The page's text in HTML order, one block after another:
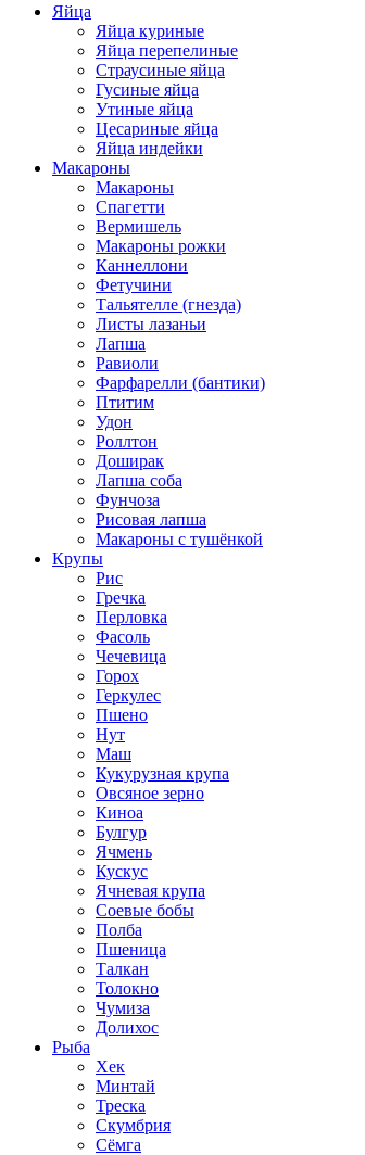
Яйца
Яйца куриные
Яйца перепелиные
Страусиные яйца
Гусиные яйца
Утиные яйца
Цесариные яйца
Яйца индейки
Макароны
Макароны
Спагетти
Вермишель
Макароны рожки
Каннеллони
Фетучини
Тальятелле (гнезда)
Листы лазаньи
Лапша
Равиоли
Фарфарелли (бантики)
Птитим
Удон
Роллтон
Доширак
Лапша соба
Фунчоза
Рисовая лапша
Макароны с тушёнкой
Крупы
Рис
Гречка
Перловка
Фасоль
Чечевица
Горох
Геркулес
Пшено
Нут
Маш
Кукурузная крупа
Овсяное зерно
Киноа
Булгур
Ячмень
Кускус
Ячневая крупа
Соевые бобы
Полба
Пшеница
Талкан
Толокно
Чумиза
Долихос
Рыба
Хек
Минтай
Треска
Скумбрия
Сёмга